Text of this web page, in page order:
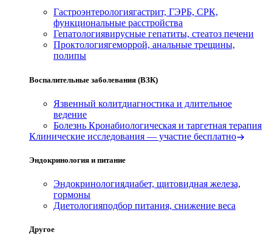
Гастроэнтерологиягастрит, ГЭРБ, СРК,
функциональные расстройства
Гепатологиявирусные гепатиты, стеатоз печени
Проктологиягеморрой, анальные трещины,
полипы
Воспалительные заболевания (ВЗК)
Язвенный колитдиагностика и длительное
ведение
Болезнь Кронабиологическая и таргетная терапия
Клинические исследования — участие бесплатно
Эндокринология и питание
Эндокринологиядиабет, щитовидная железа,
гормоны
Диетологияподбор питания, снижение веса
Другое